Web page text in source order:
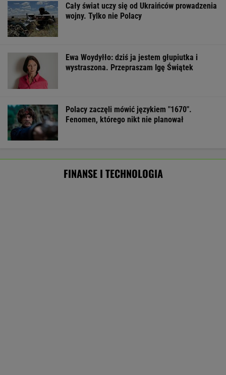
Cały świat uczy się od Ukraińców prowadzenia
wojny. Tylko nie Polacy
Ewa Woydyłło: dziś ja jestem głupiutka i
wystraszona. Przepraszam Igę Świątek
Polacy zaczęli mówić językiem "1670".
Fenomen, którego nikt nie planował
FINANSE I TECHNOLOGIA